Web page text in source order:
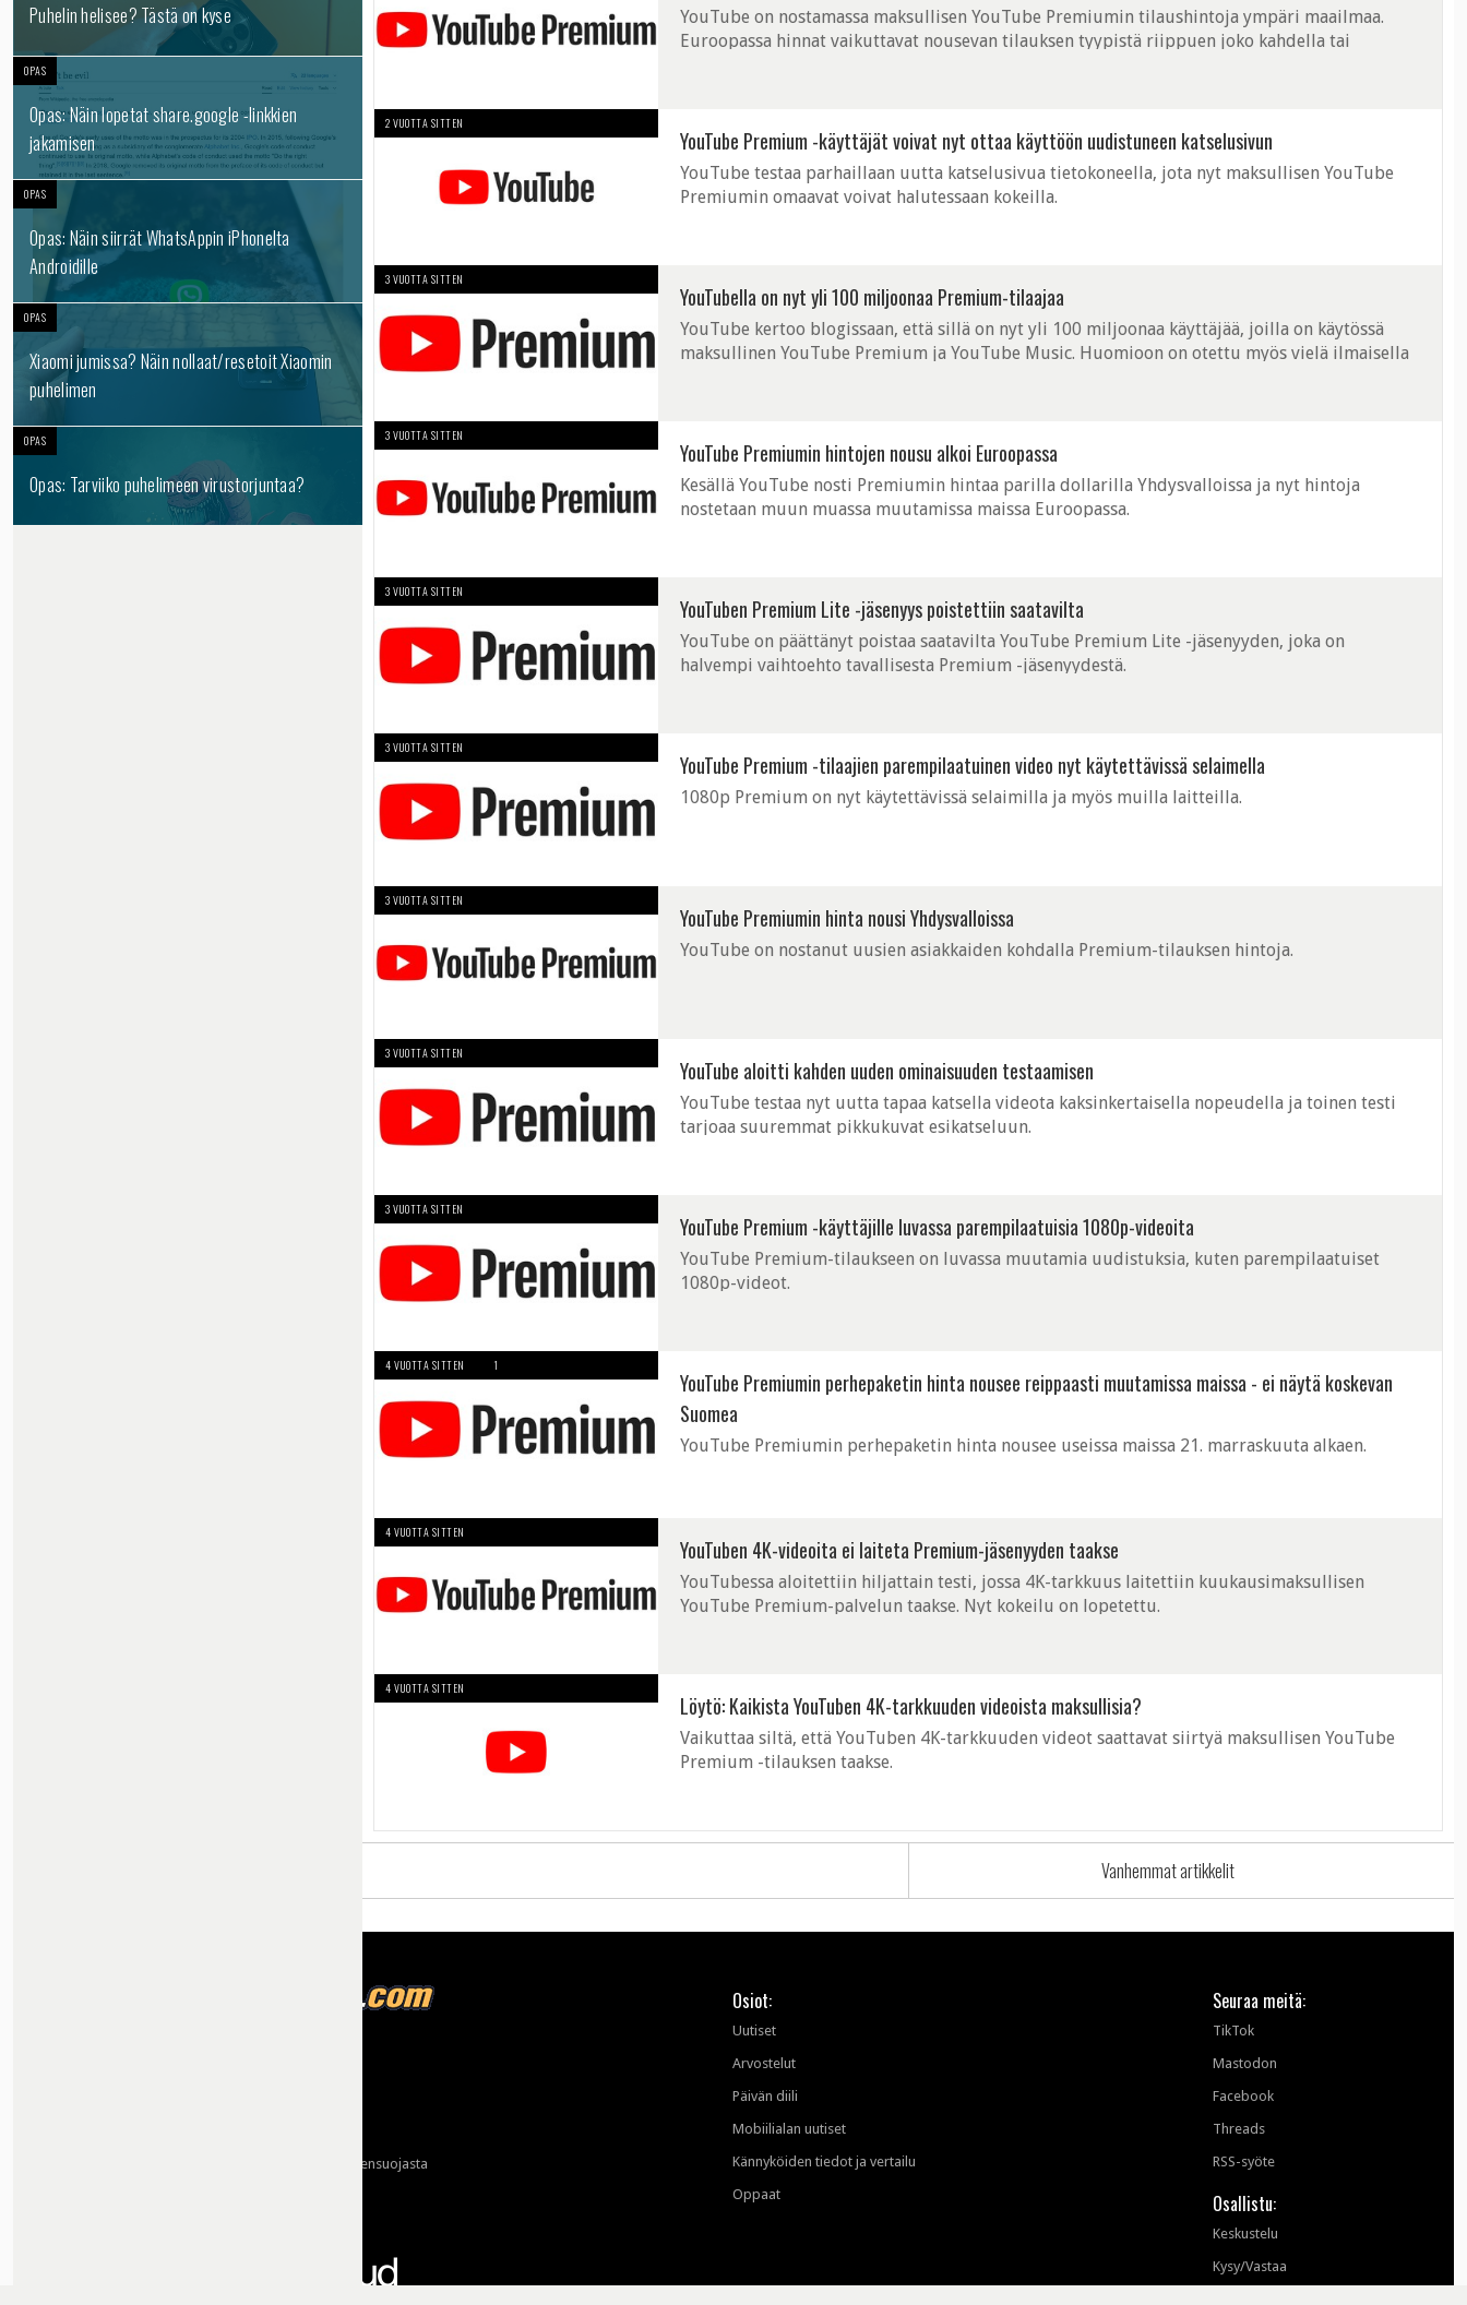
Puhelin helisee? Tästä on kyse
OPAS
Opas: Näin lopetat share.google -linkkien
jakamisen
OPAS
Opas: Näin siirrät WhatsAppin iPhonelta
Androidille
OPAS
Xiaomi jumissa? Näin nollaat/resetoit Xiaomin
puhelimen
OPAS
Opas: Tarviiko puhelimeen virustorjuntaa?
YouTube on nostamassa maksullisen YouTube Premiumin tilaushintoja ympäri maailmaa.
Euroopassa hinnat vaikuttavat nousevan tilauksen tyypistä riippuen joko kahdella tai
2 VUOTTA SITTEN
YouTube Premium -käyttäjät voivat nyt ottaa käyttöön uudistuneen katselusivun
YouTube testaa parhaillaan uutta katselusivua tietokoneella, jota nyt maksullisen YouTube
Premiumin omaavat voivat halutessaan kokeilla.
3 VUOTTA SITTEN
YouTubella on nyt yli 100 miljoonaa Premium-tilaajaa
YouTube kertoo blogissaan, että sillä on nyt yli 100 miljoonaa käyttäjää, joilla on käytössä
maksullinen YouTube Premium ja YouTube Music. Huomioon on otettu myös vielä ilmaisella
3 VUOTTA SITTEN
YouTube Premiumin hintojen nousu alkoi Euroopassa
Kesällä YouTube nosti Premiumin hintaa parilla dollarilla Yhdysvalloissa ja nyt hintoja
nostetaan muun muassa muutamissa maissa Euroopassa.
3 VUOTTA SITTEN
YouTuben Premium Lite -jäsenyys poistettiin saatavilta
YouTube on päättänyt poistaa saatavilta YouTube Premium Lite -jäsenyyden, joka on
halvempi vaihtoehto tavallisesta Premium -jäsenyydestä.
3 VUOTTA SITTEN
YouTube Premium -tilaajien parempilaatuinen video nyt käytettävissä selaimella
1080p Premium on nyt käytettävissä selaimilla ja myös muilla laitteilla.
3 VUOTTA SITTEN
YouTube Premiumin hinta nousi Yhdysvalloissa
YouTube on nostanut uusien asiakkaiden kohdalla Premium-tilauksen hintoja.
3 VUOTTA SITTEN
YouTube aloitti kahden uuden ominaisuuden testaamisen
YouTube testaa nyt uutta tapaa katsella videota kaksinkertaisella nopeudella ja toinen testi
tarjoaa suuremmat pikkukuvat esikatseluun.
3 VUOTTA SITTEN
YouTube Premium -käyttäjille luvassa parempilaatuisia 1080p-videoita
YouTube Premium-tilaukseen on luvassa muutamia uudistuksia, kuten parempilaatuiset
1080p-videot.
4 VUOTTA SITTEN 1
YouTube Premiumin perhepaketin hinta nousee reippaasti muutamissa maissa - ei näytä koskevan
Suomea
YouTube Premiumin perhepaketin hinta nousee useissa maissa 21. marraskuuta alkaen.
4 VUOTTA SITTEN
YouTuben 4K-videoita ei laiteta Premium-jäsenyyden taakse
YouTubessa aloitettiin hiljattain testi, jossa 4K-tarkkuus laitettiin kuukausimaksullisen
YouTube Premium-palvelun taakse. Nyt kokeilu on lopetettu.
4 VUOTTA SITTEN
Löytö: Kaikista YouTuben 4K-tarkkuuden videoista maksullisia?
Vaikuttaa siltä, että YouTuben 4K-tarkkuuden videot saattavat siirtyä maksullisen YouTube
Premium -tilauksen taakse.
Vanhemmat artikkelit
Käyttöehdot ja tietoa yksityisyydensuojasta
Osiot:
Uutiset
Arvostelut
Päivän diili
Mobiilialan uutiset
Kännyköiden tiedot ja vertailu
Oppaat
Seuraa meitä:
TikTok
Mastodon
Facebook
Threads
RSS-syöte
Osallistu:
Keskustelu
Kysy/Vastaa